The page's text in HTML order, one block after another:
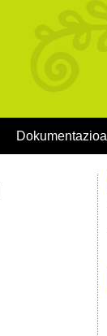
Dokumentazioa